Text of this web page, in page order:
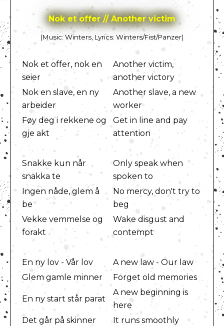
Nok et offer // Another victim
(Music: Winters, Lyrics: Winters/Fist/Panzer)
Nok et offer, nok en
seier
Another victim,
another victory
Nok en slave, en ny
arbeider
Another slave, a new
worker
Føy deg i rekkene og
gje akt
Get in line and pay
attention
Snakke kun når
snakka te
Only speak when
spoken to
Ingen nåde, glem å
be
No mercy, don't try to
beg
Vekke vemmelse og
forakt
Wake disgust and
contempt
En ny lov - Vår lov
A new law - Our law
Glem gamle minner
Forget old memories
En ny start står parat
A new beginning is
here
Det går på skinner
It runs smoothly